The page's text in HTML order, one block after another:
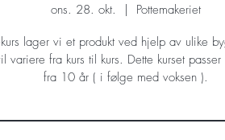
ons. 28. okt.
  |
Pottemakeriet
lager vi et produkt ved hjelp av ulike
variere fra kurs til kurs. Dette kurset
fra 10 år ( i følge med voksen ).